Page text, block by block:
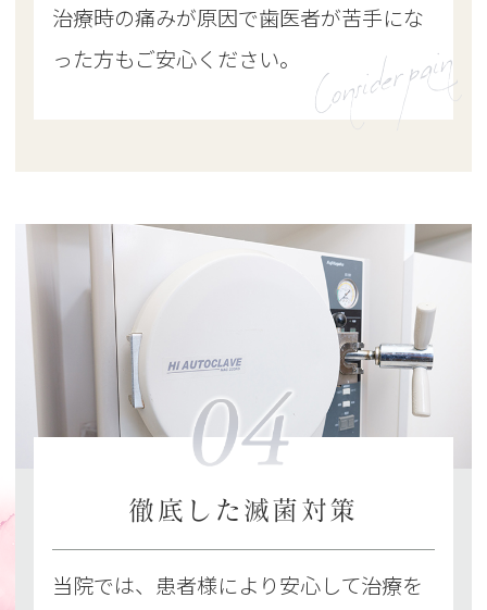
治療時の痛みが原因で歯医者が苦手にな
った方もご安心ください。
Consider pain
徹底した滅菌対策
当院では、患者様により安心して治療を